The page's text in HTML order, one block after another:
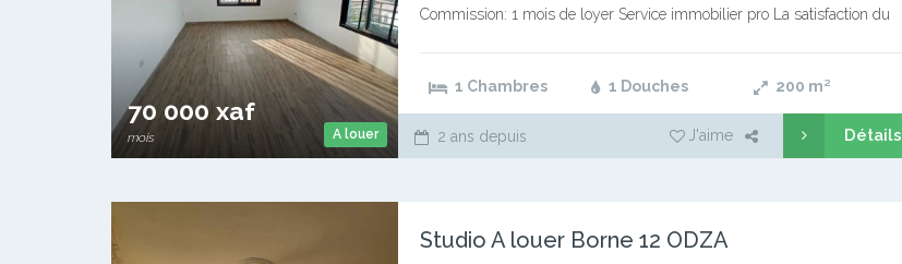
A louer
70 000 xaf
mois
Commission: 1 mois de loyer Service immobilier pro La satisfaction du
1 Chambres 1 Douches 200 m²
2 ans depuis J'aime Détails
Studio A louer Borne 12 ODZA